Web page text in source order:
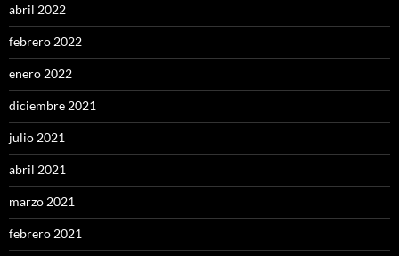
abril 2022
febrero 2022
enero 2022
diciembre 2021
julio 2021
abril 2021
marzo 2021
febrero 2021